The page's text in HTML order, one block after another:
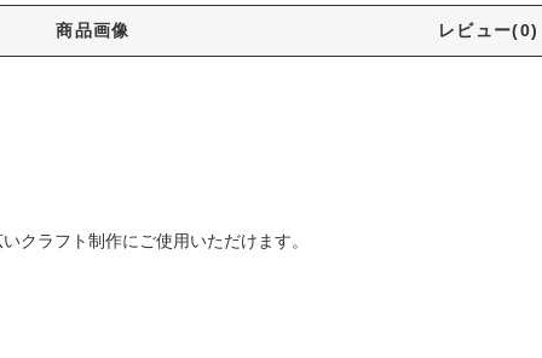
商品画像 レビュー(0)
クラフト制作にご使用いただけます。